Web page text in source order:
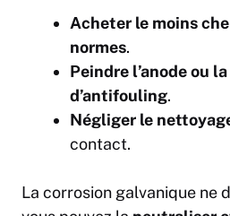
Acheter le moins
normes.
Peindre l’anode ou
d’antifouling.
Négliger le
contact.
La corrosion galvanique ne